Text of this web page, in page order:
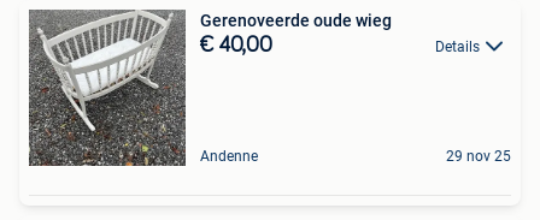
Gerenoveerde oude wieg
€ 40,00 Details
Andenne 29 nov 25